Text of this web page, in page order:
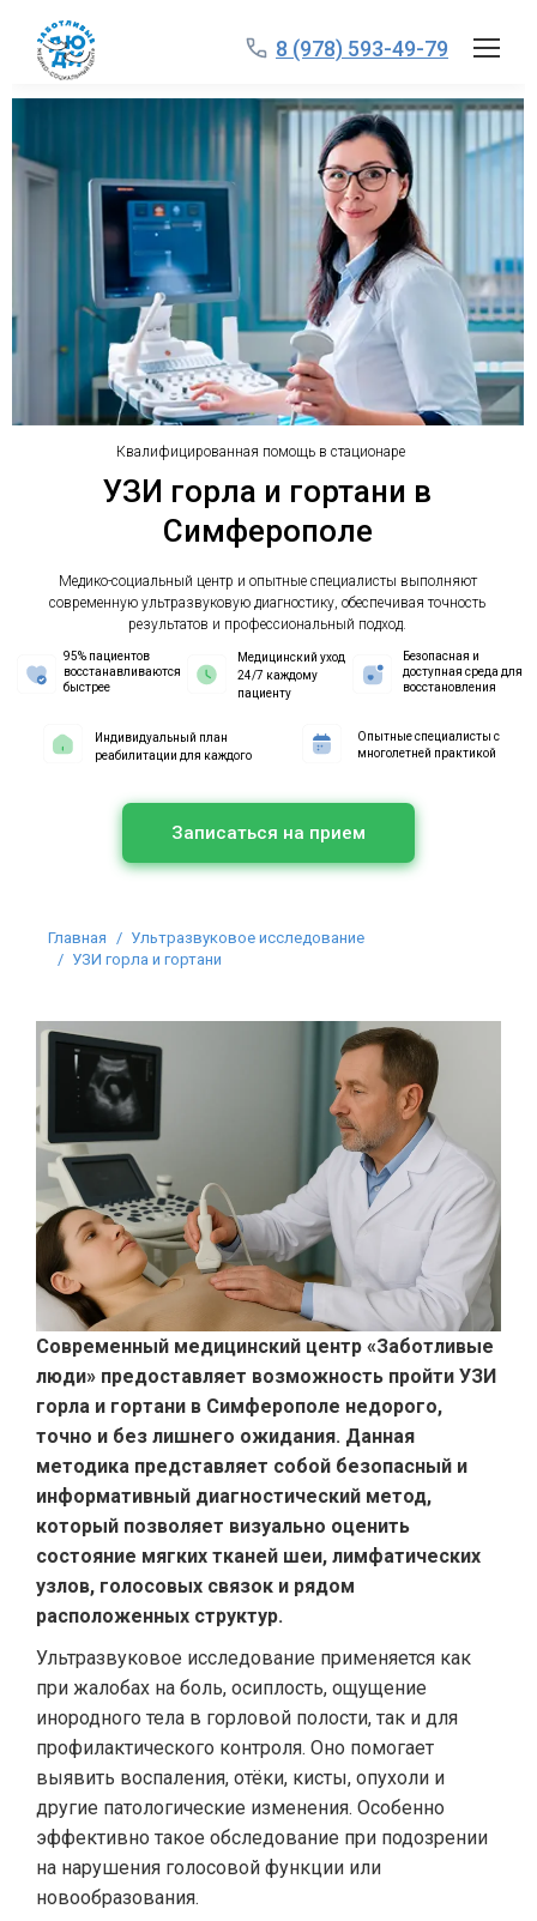
8 (978) 593-49-79
УЗИ горла и гортани в
Симферополе
95% пациентов
восстанавливаются
быстрее
Записаться на прием
Медико-социальный центр и опытные специалисты выполняют
современную ультразвуковую диагностику, обеспечивая точность
результатов и профессиональный подход.
Медицинский уход
24/7 каждому
пациенту
Индивидуальный план
реабилитации для каждого
Безопасная и
доступная среда для
восстановления
Опытные специалисты с
многолетней практикой
Квалифицированная помощь в стационаре
Вы здесь:
Главная
Ультразвуковое исследование
УЗИ горла и гортани
Современный медицинский центр «Заботливые
люди» предоставляет возможность пройти УЗИ
горла и гортани в Симферополе недорого,
точно и без лишнего ожидания. Данная
методика представляет собой безопасный и
информативный диагностический метод,
который позволяет визуально оценить
состояние мягких тканей шеи, лимфатических
узлов, голосовых связок и рядом
расположенных структур.
Ультразвуковое исследование применяется как
при жалобах на боль, осиплость, ощущение
инородного тела в горловой полости, так и для
профилактического контроля. Оно помогает
выявить воспаления, отёки, кисты, опухоли и
другие патологические изменения. Особенно
эффективно такое обследование при подозрении
на нарушения голосовой функции или
новообразования.